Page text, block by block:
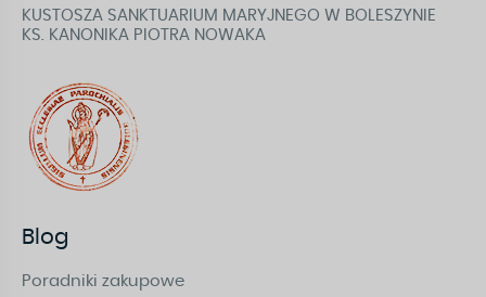
KUSTOSZA SANKTUARIUM MARYJNEGO W BOLESZYNIE
KS. KANONIKA PIOTRA NOWAKA
Blog
Poradniki zakupowe